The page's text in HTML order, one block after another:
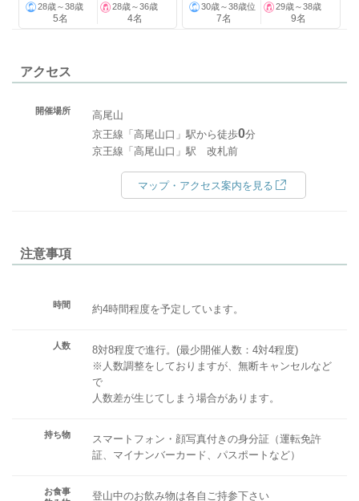
28歳～38歳
5名
28歳～36歳
4名
30歳～38歳位
7名
29歳～38歳
9名
アクセス
開催場所
高尾山
京王線「高尾山口」駅から徒歩0分
京王線「高尾山口」駅 改札前
マップ・アクセス案内を見る
注意事項
時間 約4時間程度を予定しています。
人数
8対8程度で進行。(最少開催人数：4対4程度)
※人数調整をしておりますが、無断キャンセルなど
で
人数差が生じてしまう場合があります。
持ち物
スマートフォン・顔写真付きの身分証（運転免許
証、マイナンバーカード、パスポートなど）
お食事
登山中のお飲み物は各自ご持参下さい